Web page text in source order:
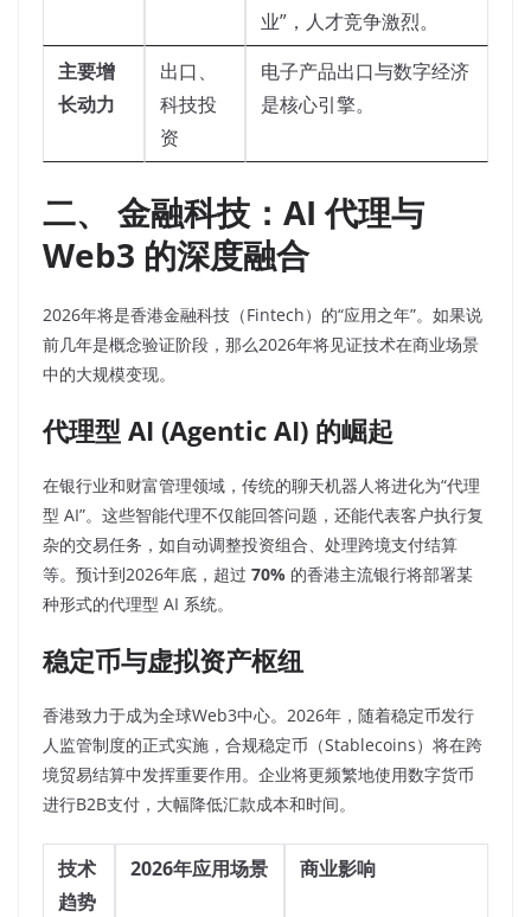
业”，人才竞争激烈。
主要增
长动力
出口、
科技投
资
电子产品出口与数字经济
是核心引擎。
二、 金融科技：AI 代理与
Web3 的深度融合
2026年将是香港金融科技（Fintech）的“应用之年”。如果说
前几年是概念验证阶段，那么2026年将见证技术在商业场景
中的大规模变现。
代理型 AI (Agentic AI) 的崛起
在银行业和财富管理领域，传统的聊天机器人将进化为“代理
型 AI”。这些智能代理不仅能回答问题，还能代表客户执行复
杂的交易任务，如自动调整投资组合、处理跨境支付结算
等。预计到2026年底，超过 70% 的香港主流银行将部署某
种形式的代理型 AI 系统。
稳定币与虚拟资产枢纽
香港致力于成为全球Web3中心。2026年，随着稳定币发行
人监管制度的正式实施，合规稳定币（Stablecoins）将在跨
境贸易结算中发挥重要作用。企业将更频繁地使用数字货币
进行B2B支付，大幅降低汇款成本和时间。
技术
趋势
2026年应用场景 商业影响